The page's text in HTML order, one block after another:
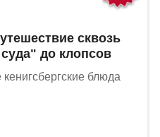
сквозь
до клопсов
блюда